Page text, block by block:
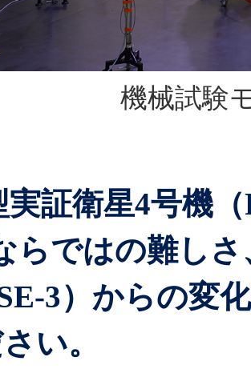
機械試験
実証衛星4号機
らではの難し
3）からの変
い。